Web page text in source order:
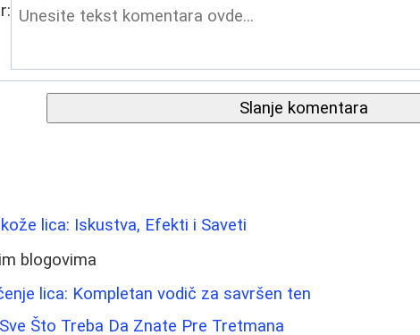
Slanje komentara
lica: Iskustva, Efekti i Saveti
blogovima
lica: Kompletan vodič za savršen ten
Što Treba Da Znate Pre Tretmana